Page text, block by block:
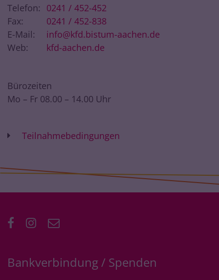
Telefon:
0241 / 452-452
Fax:
0241 / 452-838
E-Mail:
info@kfd.bistum-aachen.de
Web:
kfd-aachen.de
Bürozeiten
Mo – Fr 08.00 – 14.00 Uhr
Teilnahmebedingungen
Bankverbindung / Spenden